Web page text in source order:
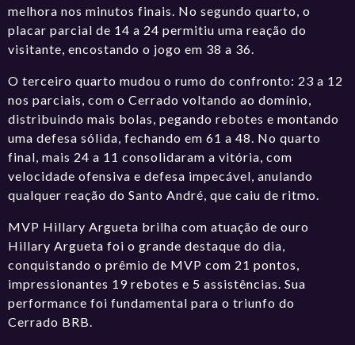
melhora nos minutos finais. No segundo quarto, o
placar parcial de 14 a 24 permitiu uma reação do
visitante, encostando o jogo em 38 a 36.
O terceiro quarto mudou o rumo do confronto: 23 a 12
nos parciais, com o Cerrado voltando ao domínio,
distribuindo mais bolas, pegando rebotes e montando
uma defesa sólida, fechando em 61 a 48. No quarto
final, mais 24 a 11 consolidaram a vitória, com
velocidade ofensiva e defesa impecável, anulando
qualquer reação do Santo André, que caiu de ritmo.
MVP Hillary Argueta brilha com atuação de ouro
Hillary Argueta foi o grande destaque do dia,
conquistando o prêmio de MVP com 21 pontos,
impressionantes 19 rebotes e 5 assistências. Sua
performance foi fundamental para o triunfo do
Cerrado BRB.